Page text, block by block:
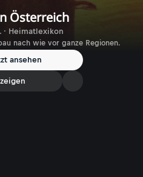
Österreich
· Heimatlexikon
nach wie vor ganze Regionen.
ansehen